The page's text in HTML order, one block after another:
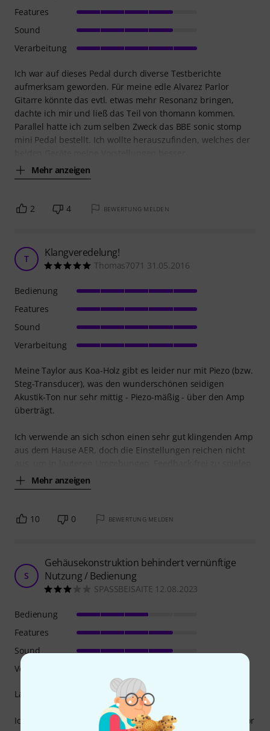
Ich war auf dieses Pedal durch diverse Testberichte
aufmerksam geworden. Für meine edle Alvarez Parlor
Gitarre könnte das evtl. etwas mehr Resonanz bringen,
dachte ich mir und ließ das Teil von thomann kommen.
Parallel hatte ich zum selben Zweck das BBE sonic stomp
mini Pedal bestellt. Ich wollte herauszufinden, welches der
Mehr anzeigen
Features
Sound
Verarbeitung
2 4 BEWERTUNG MELDEN
T Klangveredelung!
Thomas7071 31.05.2016
Meine Taylor aus Koa-Holz gibt es leider nur mit Piezo (bzw.
Steg-Transducer), was den wunderschönen seidigen
Akustik-Ton nur sehr mittig - Piezo-mäßig - über den Amp
überträgt.
Ich verwende an sich schon einen sehr gut klingenden Amp
aus dem Hause AER, doch die Einstellungen reichen nicht
Mehr anzeigen
Bedienung
Features
Sound
Verarbeitung
10 0 BEWERTUNG MELDEN
S
Gehäusekonstruktion behindert vernünftige
Nutzung / Bedienung
SPASSBEISAITE 12.08.2023
Langzeittest des TC BodyRez, gekauft im Jahr 2017
Ich bin mit dem Sound und der Zuverlässigkeit nach wie vor
Bedienung
Features
Sound
Verarbeitung